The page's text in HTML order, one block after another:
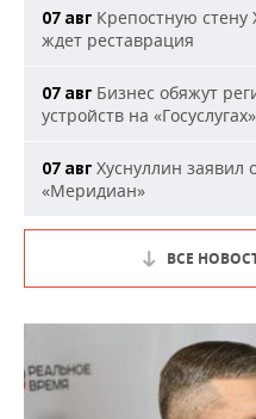
07 авг Крепостную стену
ждет реставрация
07 авг Бизнес обяжут
устройств на «Госуслугах»
07 авг Хуснуллин заявил
«Меридиан»
ВСЕ